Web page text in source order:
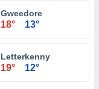
Gweedore
18° 13°
Letterkenny
19° 12°